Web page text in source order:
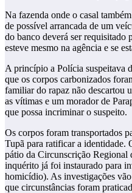
Na fazenda onde o casal
de possível arrancada de um
do banco deverá ser requisitado
esteve mesmo na agência e se
A princípio a Polícia suspeitava
que os corpos carbonizados
familiar do rapaz não descartou
as vítimas e um morador de
que possa incriminar o suspeito.
Os corpos foram transportados
Tupã para ratificar a identidade.
pátio da Circunscrição
inquérito já foi instaurado para
homicídio). As investigações
que circunstâncias foram